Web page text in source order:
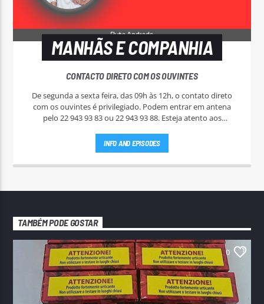
MANHÃS E COMPANHIA
CONTACTO DIRETO COM OS OUVINTES
De segunda a sexta feira, das 09h às 12h, o contato direto
com os ouvintes é privilegiado. Podem entrar em antena
pelo 22 943 93 83 ou 22 943 93 88. Esteja atento aos
INFO AND EPISODES
TAMBÉM PODE GOSTAR
0